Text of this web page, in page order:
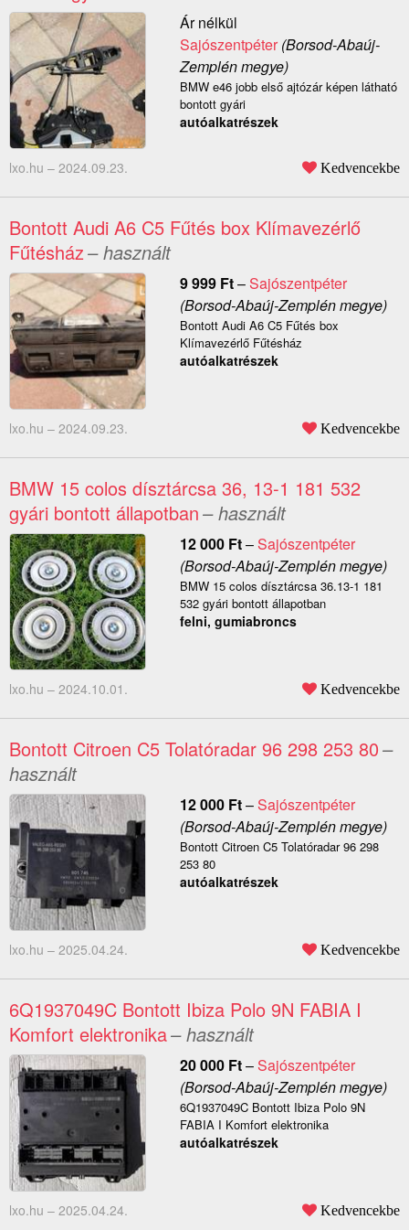
Ár nélkül
Sajószentpéter(Borsod-Abaúj-
Zemplén megye)
BMW e46 jobb első ajtózár képen látható
bontott gyári
autóalkatrészek
lxo.hu – 2024.09.23. Kedvencekbe
Bontott Audi A6 C5 Fűtés box Klímavezérlő
Fűtésház– használt
9 999 Ft–Sajószentpéter
(Borsod-Abaúj-Zemplén megye)
Bontott Audi A6 C5 Fűtés box
Klímavezérlő Fűtésház
autóalkatrészek
lxo.hu – 2024.09.23. Kedvencekbe
BMW 15 colos dísztárcsa 36, 13-1 181 532
gyári bontott állapotban– használt
12 000 Ft–Sajószentpéter
(Borsod-Abaúj-Zemplén megye)
BMW 15 colos dísztárcsa 36.13-1 181
532 gyári bontott állapotban
felni, gumiabroncs
lxo.hu – 2024.10.01. Kedvencekbe
Bontott Citroen C5 Tolatóradar 96 298 253 80–
használt
12 000 Ft–Sajószentpéter
(Borsod-Abaúj-Zemplén megye)
Bontott Citroen C5 Tolatóradar 96 298
253 80
autóalkatrészek
lxo.hu – 2025.04.24. Kedvencekbe
6Q1937049C Bontott Ibiza Polo 9N FABIA I
Komfort elektronika– használt
20 000 Ft–Sajószentpéter
(Borsod-Abaúj-Zemplén megye)
6Q1937049C Bontott Ibiza Polo 9N
FABIA I Komfort elektronika
autóalkatrészek
lxo.hu – 2025.04.24. Kedvencekbe